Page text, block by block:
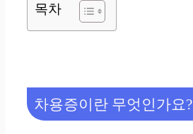
목차
차용증이란 무엇인가요?